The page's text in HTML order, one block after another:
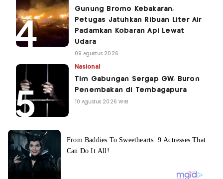
Gunung Bromo Kebakaran,
Petugas Jatuhkan Ribuan Liter Air
Padamkan Kobaran Api Lewat
Udara
09 Agustus 2026
Nasional
Tim Gabungan Sergap GW, Buron
Penembakan di Tembagapura
10 Agustus 2026 WIB